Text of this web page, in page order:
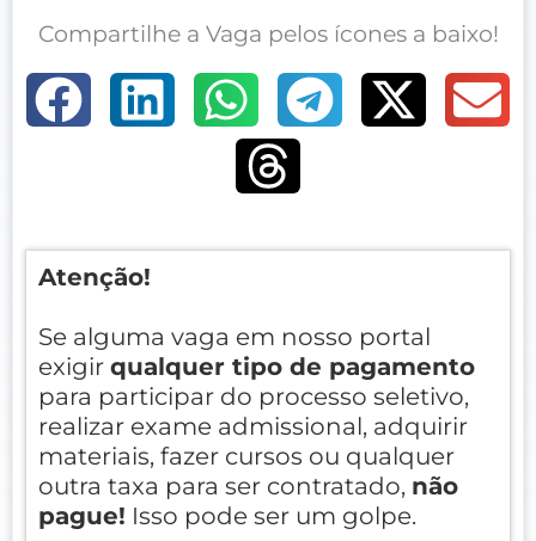
Compartilhe a Vaga pelos ícones a baixo!
Atenção!
Se alguma vaga em nosso portal
exigir qualquer tipo de pagamento
para participar do processo seletivo,
realizar exame admissional, adquirir
materiais, fazer cursos ou qualquer
outra taxa para ser contratado, não
pague! Isso pode ser um golpe.